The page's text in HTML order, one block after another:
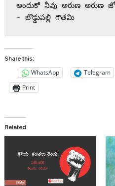
అందుకో నీవు అరుణ అరుణ
- బొడ్డుపల్లి గౌతమి
Share this:
WhatsApp Telegram
Print
Related